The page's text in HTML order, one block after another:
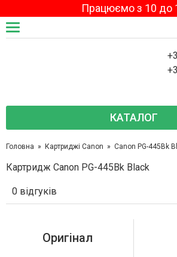
Працюємо з 10 до
КАТАЛОГ
Головна Картриджі Canon Canon PG-445Bk
Картридж Canon PG-445Bk Black
0 відгуків
Оригінал